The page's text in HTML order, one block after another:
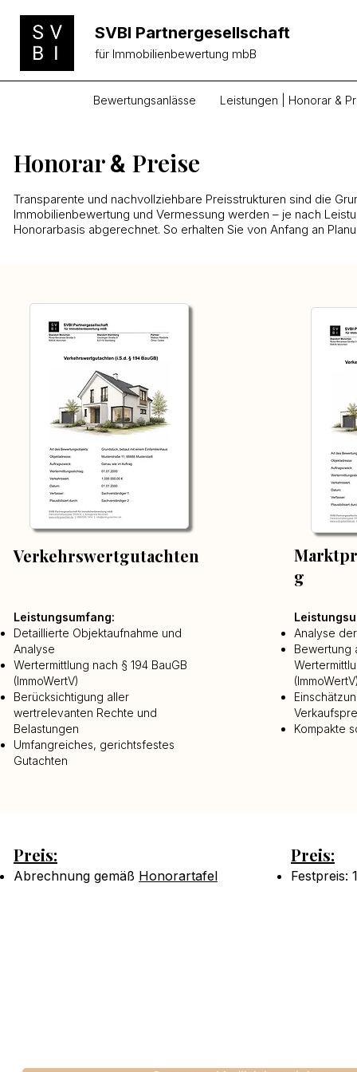
SVBI Partnergesellschaft
für Immobilienbewertung mbB
Bewertungsanlässe Leistungen | Honorar &
Honorar& Preise
Transparente und nachvollziehbare Preisstrukturen sind die
Immobilienbewertung und Vermessung werden – je nach
Honorarbasis abgerechnet. So erhalten Sie von Anfang an
Verkehrswertgutachten
Leistungsumfang:
Detaillierte Objektaufnahme und
Analyse
Wertermittlung nach § 194 BauGB
(ImmoWertV)
Berücksichtigung aller
wertrelevanten Rechte und
Belastungen
Umfangreiches, gerichtsfestes
Gutachten
g
Analyse
Bewertung
Kompakte
Preis:
Abrechnung gemäß Honorartafel
Preis:
Festpreis: